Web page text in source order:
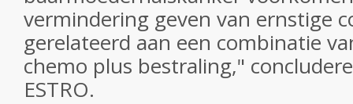
vermindering geven van ernstige
gerelateerd aan een combinatie
chemo plus bestraling,"
ESTRO.